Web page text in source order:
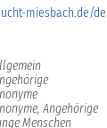
miesbach.de/de
Angehörige
Menschen